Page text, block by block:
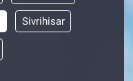
Sivrihisar